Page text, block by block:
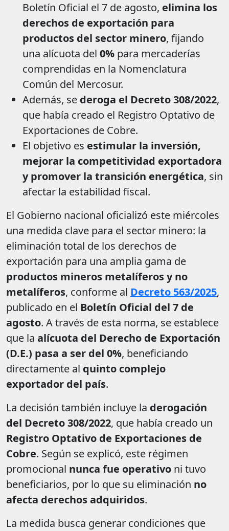
Boletín Oficial el 7 de agosto, elimina los
derechos de exportación para
productos del sector minero, fijando
una alícuota del 0% para mercaderías
comprendidas en la Nomenclatura
Común del Mercosur.
Además, se deroga el Decreto 308/2022,
que había creado el Registro Optativo de
Exportaciones de Cobre.
El objetivo es estimular la inversión,
mejorar la competitividad exportadora
y promover la transición energética, sin
afectar la estabilidad fiscal.
El Gobierno nacional oficializó este miércoles
una medida clave para el sector minero: la
eliminación total de los derechos de
exportación para una amplia gama de
productos mineros metalíferos y no
metalíferos, conforme al Decreto 563/2025,
publicado en el Boletín Oficial del 7 de
agosto. A través de esta norma, se establece
que la alícuota del Derecho de Exportación
(D.E.) pasa a ser del 0%, beneficiando
directamente al quinto complejo
exportador del país.
La decisión también incluye la derogación
del Decreto 308/2022, que había creado un
Registro Optativo de Exportaciones de
Cobre. Según se explicó, este régimen
promocional nunca fue operativo ni tuvo
beneficiarios, por lo que su eliminación no
afecta derechos adquiridos.
La medida busca generar condiciones que